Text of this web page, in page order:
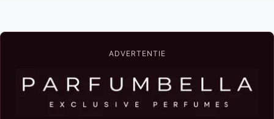
ADVERTENTIE